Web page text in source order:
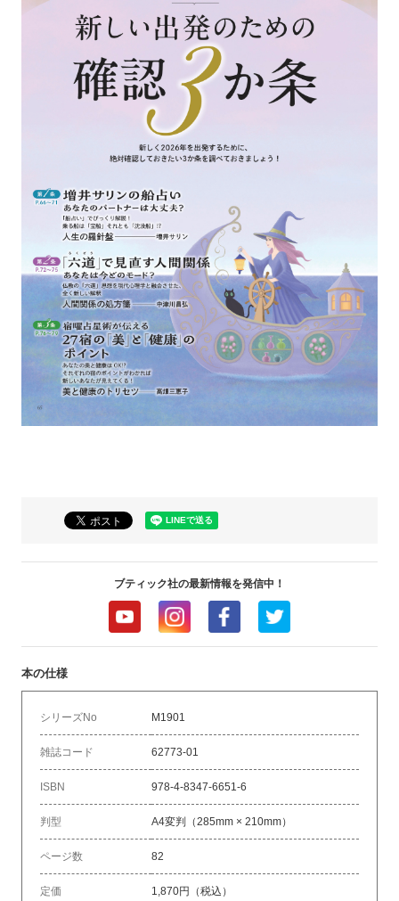
ブティック社の最新情報を発信中！
本の仕様
シリーズNo M1901
雑誌コード 62773-01
ISBN 978-4-8347-6651-6
判型 A4変判（285mm × 210mm）
ページ数 82
定価 1,870円（税込）